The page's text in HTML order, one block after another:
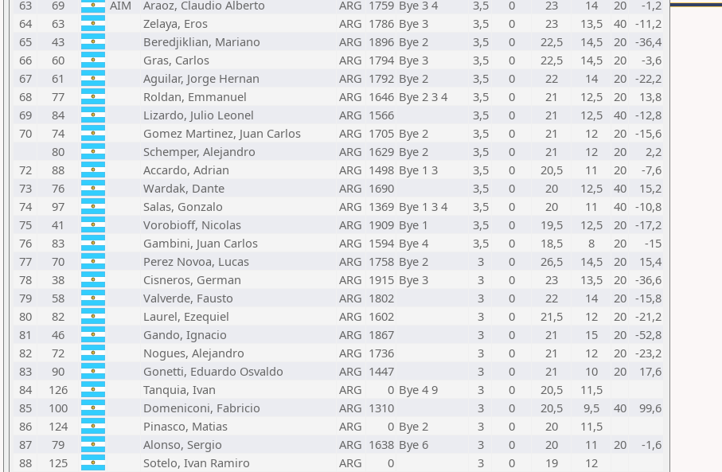
63
69 AIM Araoz, Claudio Alberto ARG 1759 Bye 3 4 3,5 0 23 14 20
-1,2
64
63 Zelaya, Eros ARG 1786 Bye 3 3,5 0 23 13,5 40 -11,2
65
43 Beredjiklian, Mariano ARG 1896 Bye 2 3,5 0 22,5 14,5 20 -36,4
66
60 Gras, Carlos ARG 1794 Bye 3 3,5 0 22,5 14,5 20
-3,6
67
61 Aguilar, Jorge Hernan ARG 1792 Bye 2 3,5 0 22 14 20 -22,2
68
77 Roldan, Emmanuel ARG 1646 Bye 2 3 4 3,5 0 21 12,5 20
13,8
69
84 Lizardo, Julio Leonel ARG 1566 3,5 0 21 12,5 40 -12,8
70
74 Gomez Martinez, Juan Carlos ARG 1705 Bye 2 3,5 0 21 12 20 -15,6
80
Schemper, Alejandro ARG 1629 Bye 2 3,5 0 21 12 20
2,2
72
88 Accardo, Adrian ARG 1498 Bye 1 3 3,5 0 20,5 11 20
-7,6
73
76 Wardak, Dante ARG 1690 3,5 0 20 12,5 40
15,2
74
97 Salas, Gonzalo ARG 1369 Bye 1 3 4 3,5 0 20 11 40 -10,8
75
41 Vorobioff, Nicolas ARG 1909 Bye 1 3,5 0 19,5 12,5 20 -17,2
76
83 Gambini, Juan Carlos ARG 1594 Bye 4 3,5 0 18,5 8 20
-15
77
70 Perez Novoa, Lucas ARG 1758 Bye 2 3 0 26,5 14,5 20
15,4
78
38 Cisneros, German ARG 1915 Bye 3 3 0 23 13,5 20 -36,6
79
58 Valverde, Fausto ARG 1802 3 0 22 14 20 -15,8
80
82 Laurel, Ezequiel ARG 1602 3 0 21,5 12 20 -21,2
81
46 Gando, Ignacio ARG 1867 3 0 21 15 20 -52,8
82
72 Nogues, Alejandro ARG 1736 3 0 21 12 20 -23,2
83
90 Gonetti, Eduardo Osvaldo ARG 1447 3 0 21 10 20
17,6
84
126 Tanquia, Ivan ARG 0 Bye 4 9 3 0 20,5
11,5
85
100 Domeniconi, Fabricio ARG 1310 3 0 20,5 9,5 40
99,6
86
124 Pinasco, Matias ARG 0 Bye 2 3 0 20
11,5
87
79 Alonso, Sergio ARG 1638 Bye 6 3 0 20 11 20
-1,6
88
125 Sotelo, Ivan Ramiro ARG 0 3 0 19
12